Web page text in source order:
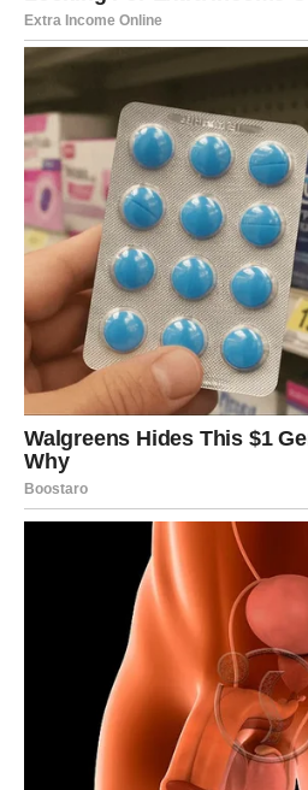
odnos prema sebi. Do 15.
stalno biti jaki. Da nije slabost
ne čini manjim – već ljudskijim.
Samopouzdanje se vraća, ali
potrebe za potvrdom spolja. To
ta razlika čini da se osećate
Posao i životni put:
pravom mestu
Na poslovnom planu, Lav dobija
isplati. Možda to još nije konačna
potvrda da idete u dobrom
nova prilika ili jednostavno
shvataju – sve to dolazi do
Više ne osećate potrebu da se
gde ulažete energiju, a gde ne.
i upravo taj mir otvara vrata
Prošlost gubi